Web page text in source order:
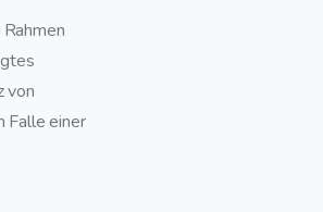
von
Falle einer